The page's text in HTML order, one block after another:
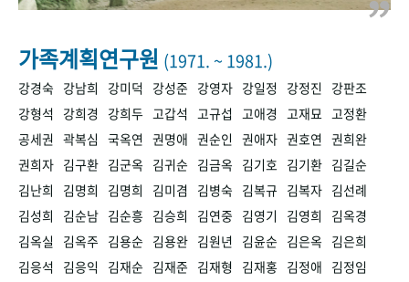
+1
VR 역사관
가족계획연구원 (1971. ~ 1981.)
강경숙 강남희 강미덕 강성준 강영자 강일정 강정진
강판조
강형석
강희경 강희두 고갑석 고규섭 고애경 고재묘 고정환
공세권 곽복심 국옥연 권명애 권순인 권애자 권호연 권희완
권희자 김구환 김군옥 김귀순 김금옥 김기호 김기환 김길순
김난희
김명희 김명희 김미겸 김병숙 김복규 김복자 김선례
김성희
김순남 김순흥 김승희 김연중 김영기 김영희
김옥경
김옥실
김옥주 김용순 김용완 김원년 김윤순 김은옥 김은희
김응석
김응익 김재순 김재준 김재형 김재홍 김정애 김정임